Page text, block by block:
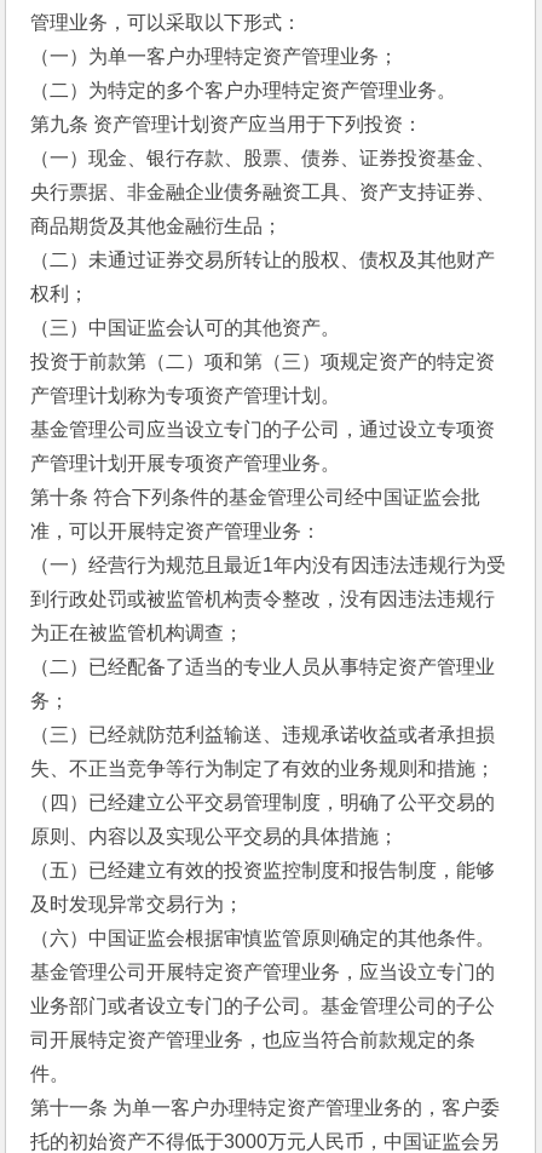
管理业务，可以采取以下形式：
（一）为单一客户办理特定资产管理业务；
（二）为特定的多个客户办理特定资产管理业务。
第九条 资产管理计划资产应当用于下列投资：
（一）现金、银行存款、股票、债券、证券投资基金、
央行票据、非金融企业债务融资工具、资产支持证券、
商品期货及其他金融衍生品；
（二）未通过证券交易所转让的股权、债权及其他财产
权利；
（三）中国证监会认可的其他资产。
投资于前款第（二）项和第（三）项规定资产的特定资
产管理计划称为专项资产管理计划。
基金管理公司应当设立专门的子公司，通过设立专项资
产管理计划开展专项资产管理业务。
第十条 符合下列条件的基金管理公司经中国证监会批
准，可以开展特定资产管理业务：
（一）经营行为规范且最近1年内没有因违法违规行为受
到行政处罚或被监管机构责令整改，没有因违法违规行
为正在被监管机构调查；
（二）已经配备了适当的专业人员从事特定资产管理业
务；
（三）已经就防范利益输送、违规承诺收益或者承担损
失、不正当竞争等行为制定了有效的业务规则和措施；
（四）已经建立公平交易管理制度，明确了公平交易的
原则、内容以及实现公平交易的具体措施；
（五）已经建立有效的投资监控制度和报告制度，能够
及时发现异常交易行为；
（六）中国证监会根据审慎监管原则确定的其他条件。
基金管理公司开展特定资产管理业务，应当设立专门的
业务部门或者设立专门的子公司。基金管理公司的子公
司开展特定资产管理业务，也应当符合前款规定的条
件。
第十一条 为单一客户办理特定资产管理业务的，客户委
托的初始资产不得低于3000万元人民币，中国证监会另